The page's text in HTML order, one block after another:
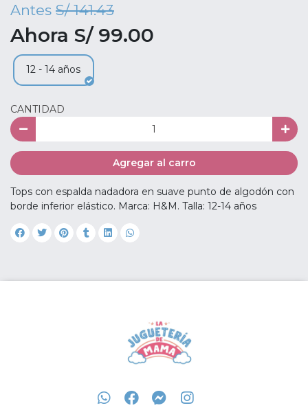
Antes S/ 141.43
Ahora S/ 99.00
12 - 14 años
CANTIDAD
Agregar al carro
Tops con espalda nadadora en suave punto de algodón con
borde inferior elástico. Marca: H&M. Talla: 12-14 años